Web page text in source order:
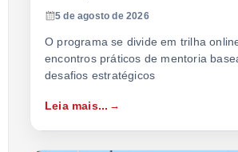
5 de agosto de 2026
O programa se divide em trilha
encontros práticos de mentoria
desafios estratégicos
Leia mais...